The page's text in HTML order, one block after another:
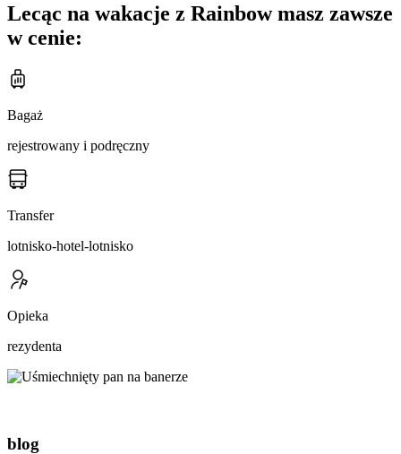
Lecąc na wakacje z Rainbow masz zawsze
w cenie:
Bagaż
rejestrowany i podręczny
Transfer
lotnisko-hotel-lotnisko
Opieka
rezydenta
blog